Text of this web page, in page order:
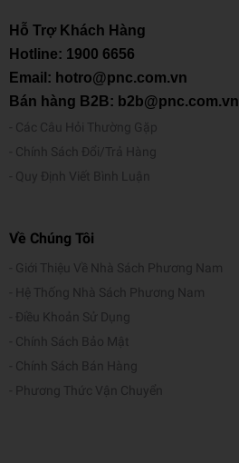
Hỗ Trợ Khách Hàng
Hotline: 1900 6656
Email: hotro@pnc.com.vn
Bán hàng B2B: b2b@pnc.com.vn
Các Câu Hỏi Thường Gặp
Chính Sách Đổi/Trả Hàng
Quy Định Viết Bình Luận
Về Chúng Tôi
Giới Thiệu Về Nhà Sách Phương Nam
Hệ Thống Nhà Sách Phương Nam
Điều Khoản Sử Dụng
Chính Sách Bảo Mật
Chính Sách Bán Hàng
Phương Thức Vận Chuyển